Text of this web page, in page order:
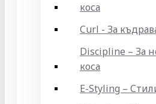
коса
Curl - За
Discipline – За
коса
E-Styling –